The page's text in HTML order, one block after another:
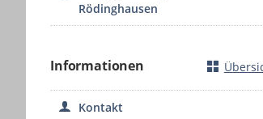
Rödinghausen
Informationen
Kontakt